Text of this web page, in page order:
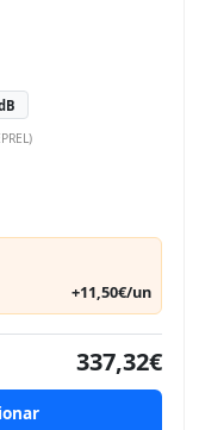
+11,50€/un
337,32€